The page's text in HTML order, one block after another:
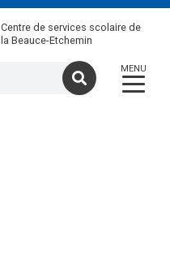
Centre de services scolaire de
la Beauce-Etchemin